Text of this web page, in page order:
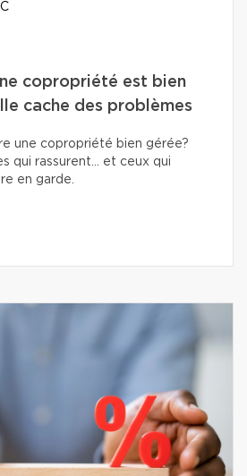
copropriété est bien
cache des problèmes
une copropriété bien gérée?
qui rassurent… et ceux qui
en garde.